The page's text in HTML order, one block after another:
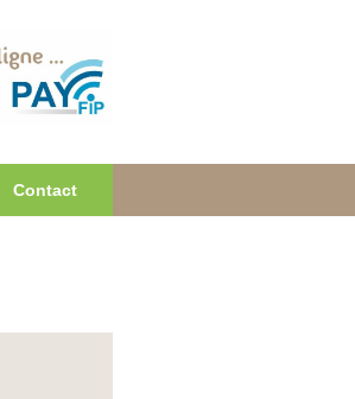
Contact